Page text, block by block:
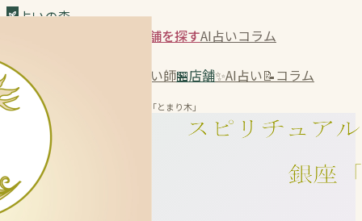
占いの森
店舗を探すAI占いコラム
🏠ホーム 占い師🏪店舗✨AI占い📝コラム
占いの森 銀座「とまり木」